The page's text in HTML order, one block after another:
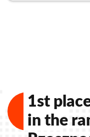
1st
in the